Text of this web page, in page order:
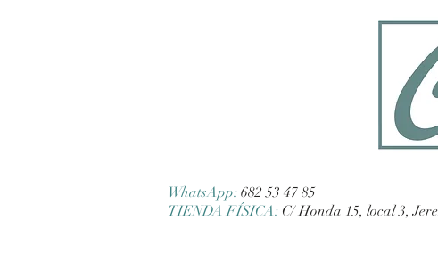
WhatsApp: 682 53 47 85
TIENDA FÍSICA: C/ Honda 15, local 3,